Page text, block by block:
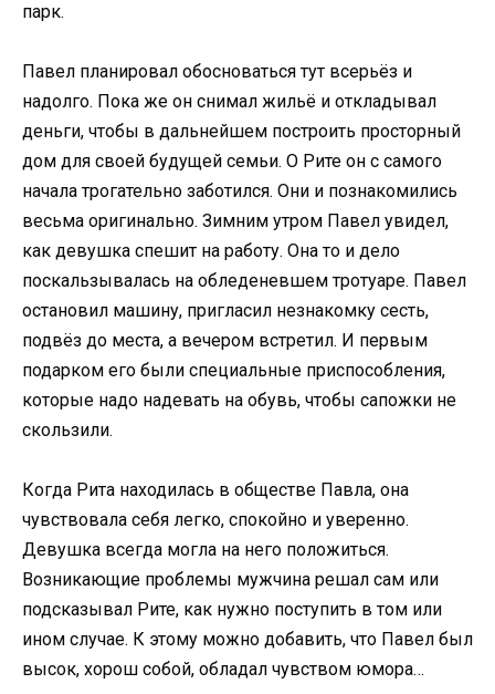
парк.
Павел планировал обосноваться тут всерьёз и
надолго. Пока же он снимал жильё и откладывал
деньги, чтобы в дальнейшем построить просторный
дом для своей будущей семьи. О Рите он с самого
начала трогательно заботился. Они и познакомились
весьма оригинально. Зимним утром Павел увидел,
как девушка спешит на работу. Она то и дело
поскальзывалась на обледеневшем тротуаре. Павел
остановил машину, пригласил незнакомку сесть,
подвёз до места, а вечером встретил. И первым
подарком его были специальные приспособления,
которые надо надевать на обувь, чтобы сапожки не
скользили.
Когда Рита находилась в обществе Павла, она
чувствовала себя легко, спокойно и уверенно.
Девушка всегда могла на него положиться.
Возникающие проблемы мужчина решал сам или
подсказывал Рите, как нужно поступить в том или
ином случае. К этому можно добавить, что Павел был
высок, хорош собой, обладал чувством юмора…